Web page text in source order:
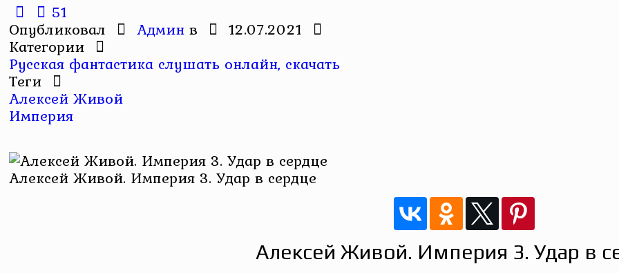
51
Опубликовал Админ в 12.07.2021
Категории
Русская фантастика слушать онлайн, скачать
Теги
Алексей Живой
Империя
Алексей Живой. Империя 3. Удар в сердце
Алексей Живой. Империя 3. Удар в